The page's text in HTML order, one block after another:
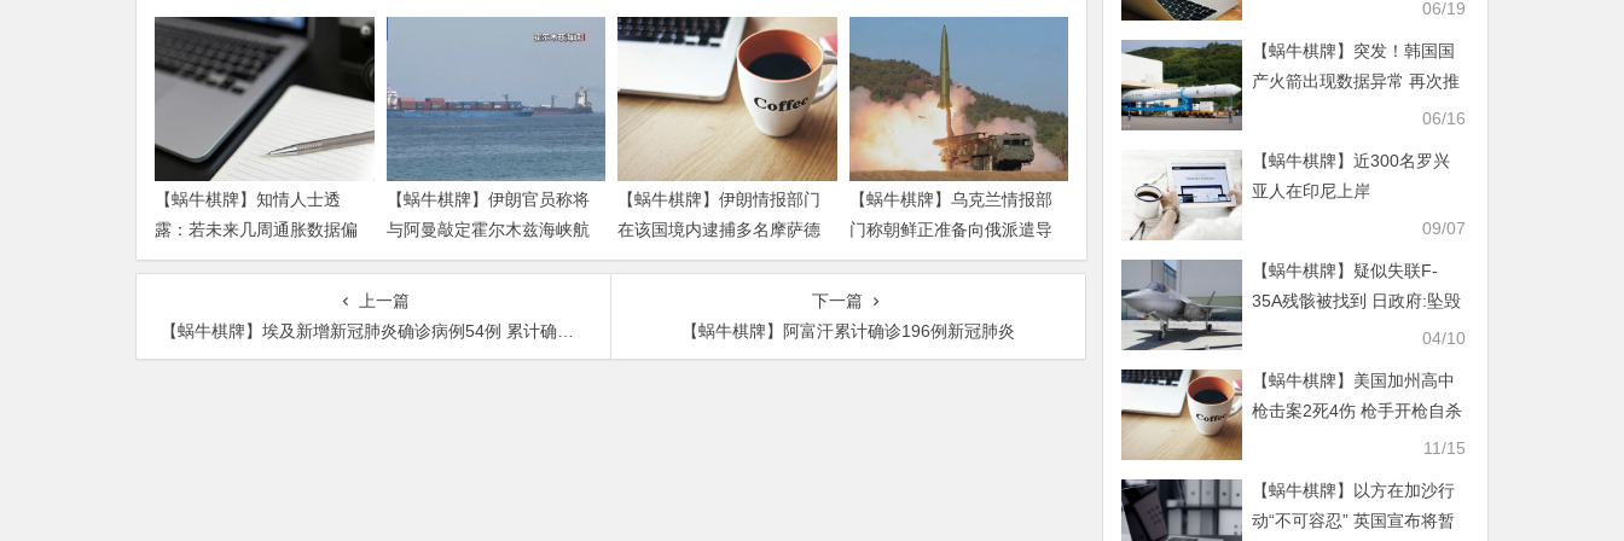
【蜗牛棋牌】知情人士透
露：若未来几周通胀数据偏
热 沃什准备好加息
【蜗牛棋牌】伊朗官员称将
与阿曼敲定霍尔木兹海峡航
运安排新协议
【蜗牛棋牌】伊朗情报部门
在该国境内逮捕多名摩萨德
特工
【蜗牛棋牌】乌克兰情报部
门称朝鲜正准备向俄派遣导
弹部队
上一篇
【蜗牛棋牌】埃及新增新冠肺炎确诊病例54例 累计确诊例710例
下一篇
【蜗牛棋牌】阿富汗累计确诊196例新冠肺炎
06/19
【蜗牛棋牌】突发！韩国国
产火箭出现数据异常 再次推
06/16
【蜗牛棋牌】近300名罗兴
亚人在印尼上岸
09/07
【蜗牛棋牌】疑似失联F-
35A残骸被找到 日政府:坠毁
04/10
【蜗牛棋牌】美国加州高中
枪击案2死4伤 枪手开枪自杀
11/15
【蜗牛棋牌】以方在加沙行
动“不可容忍” 英国宣布将暂